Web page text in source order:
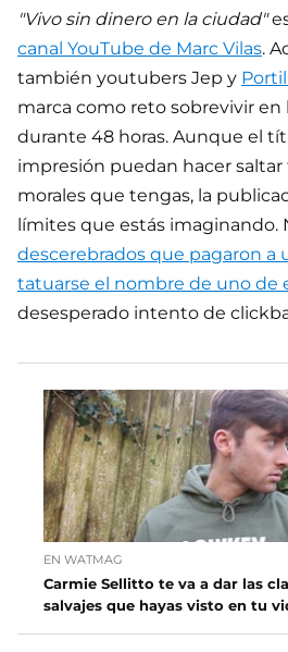
"Vivo sin dinero en la ciudad"
canal YouTube de Marc Vilas.
también youtubers Jep y
marca como reto sobrevivir en
durante 48 horas. Aunque el
impresión puedan hacer saltar
morales que tengas, la
límites que estás imaginando.
descerebrados que pagaron a
tatuarse el nombre de uno de
desesperado intento de
EN WATMAG
Carmie Sellitto te va a dar las
salvajes que hayas visto en tu